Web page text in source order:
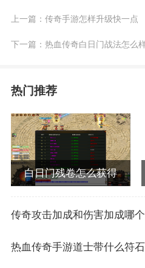
上一篇： 传奇手游怎样升级快一点
下一篇： 热血传奇白日门战法怎么
热门推荐
白日门残卷怎么获得
传奇攻击加成和伤害加成哪
热血传奇手游道士带什么符